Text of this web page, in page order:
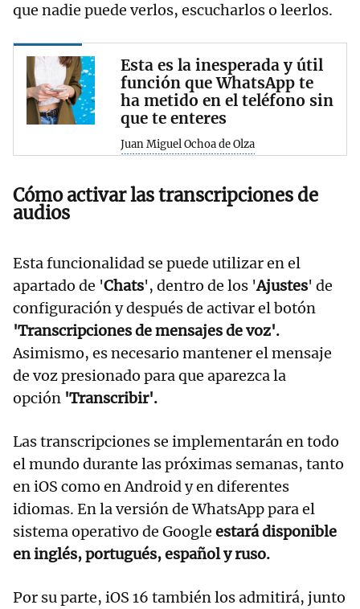
que nadie puede verlos, escucharlos o leerlos.
Esta es la inesperada y útil
función que WhatsApp te
ha metido en el teléfono sin
que te enteres
Juan Miguel Ochoa de Olza
Cómo activar las transcripciones de
audios
Esta funcionalidad se puede utilizar en el
apartado de 'Chats', dentro de los 'Ajustes' de
configuración y después de activar el botón
'Transcripciones de mensajes de voz'.
Asimismo, es necesario mantener el mensaje
de voz presionado para que aparezca la
opción 'Transcribir'.
Las transcripciones se implementarán en todo
el mundo durante las próximas semanas, tanto
en iOS como en Android y en diferentes
idiomas. En la versión de WhatsApp para el
sistema operativo de Google estará disponible
en inglés, portugués, español y ruso.
Por su parte, iOS 16 también los admitirá, junto